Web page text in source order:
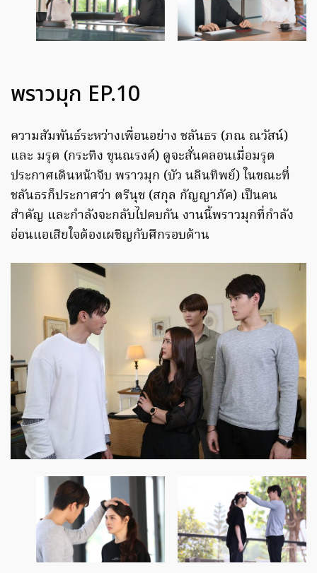
พราวมุก EP.10
ความสัมพันธ์ระหว่างเพื่อนอย่าง ชลันธร (ภณ ณวัสน์)
และ มรุต (กระทิง ขุนณรงค์) ดูจะสั่นคลอนเมื่อมรุต
ประกาศเดินหน้าจีบ พราวมุก (บัว นลินทิพย์) ในขณะที่
ชลันธรก็ประกาศว่า ตรีนุช (สกุล กัญญาภัค) เป็นคน
สำคัญ และกำลังจะกลับไปคบกัน งานนี้พราวมุกที่กำลัง
อ่อนแอเสียใจต้องเผชิญกับศึกรอบด้าน